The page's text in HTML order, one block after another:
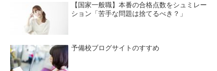
【国家一般職】本番の合格点数をシュミレー
ション「苦手な問題は捨てるべき？」
予備校ブログサイトのすすめ